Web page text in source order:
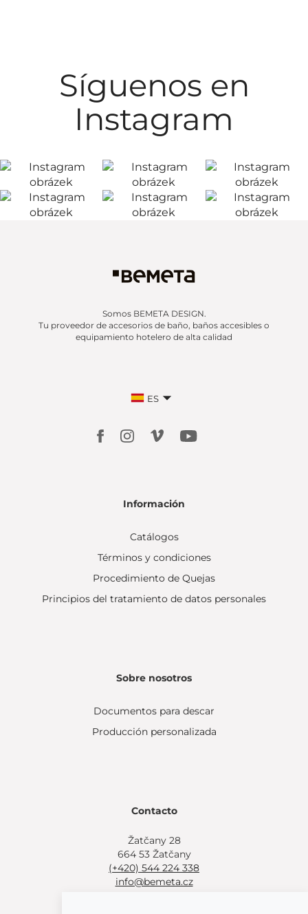
Síguenos en
Instagram
Somos BEMETA DESIGN.
Tu proveedor de accesorios de baño, baños accesibles o
equipamiento hotelero de alta calidad
ES
Información
Catálogos
Términos y condiciones
Procedimiento de Quejas
Principios del tratamiento de datos personales
Sobre nosotros
Documentos para descar
Producción personalizada
Contacto
Žatčany 28
664 53 Žatčany
(+420) 544 224 338
info@bemeta.cz